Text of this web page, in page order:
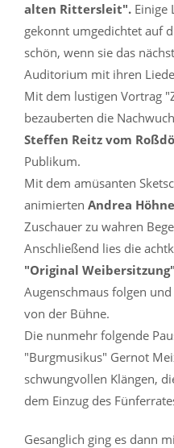
alten Rittersleit". Einige
gekonnt umgedichtet auf
schön, wenn sie das
Auditorium mit ihren
Mit dem lustigen Vortrag
bezauberten die
Steffen Reitz vom
Publikum.
Mit dem amüsanten
animierten Andrea
Zuschauer zu wahren
Anschließend lies die
"Original Weibersitzung"
Augenschmaus folgen
von der Bühne.
Die nunmehr folgende
"Burgmusikus" Gernot
schwungvollen Klängen,
dem Einzug des
Gesanglich ging es dann